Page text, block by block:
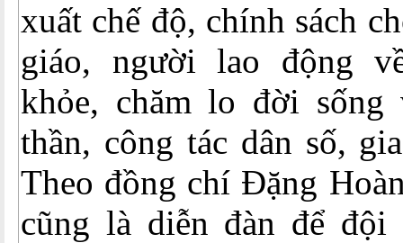
xuất chế độ, chính sách
giáo, người lao động
khỏe, chăm lo đời
thần, công tác dân số,
Theo đồng chí Đặng
cũng là diễn đàn để đội